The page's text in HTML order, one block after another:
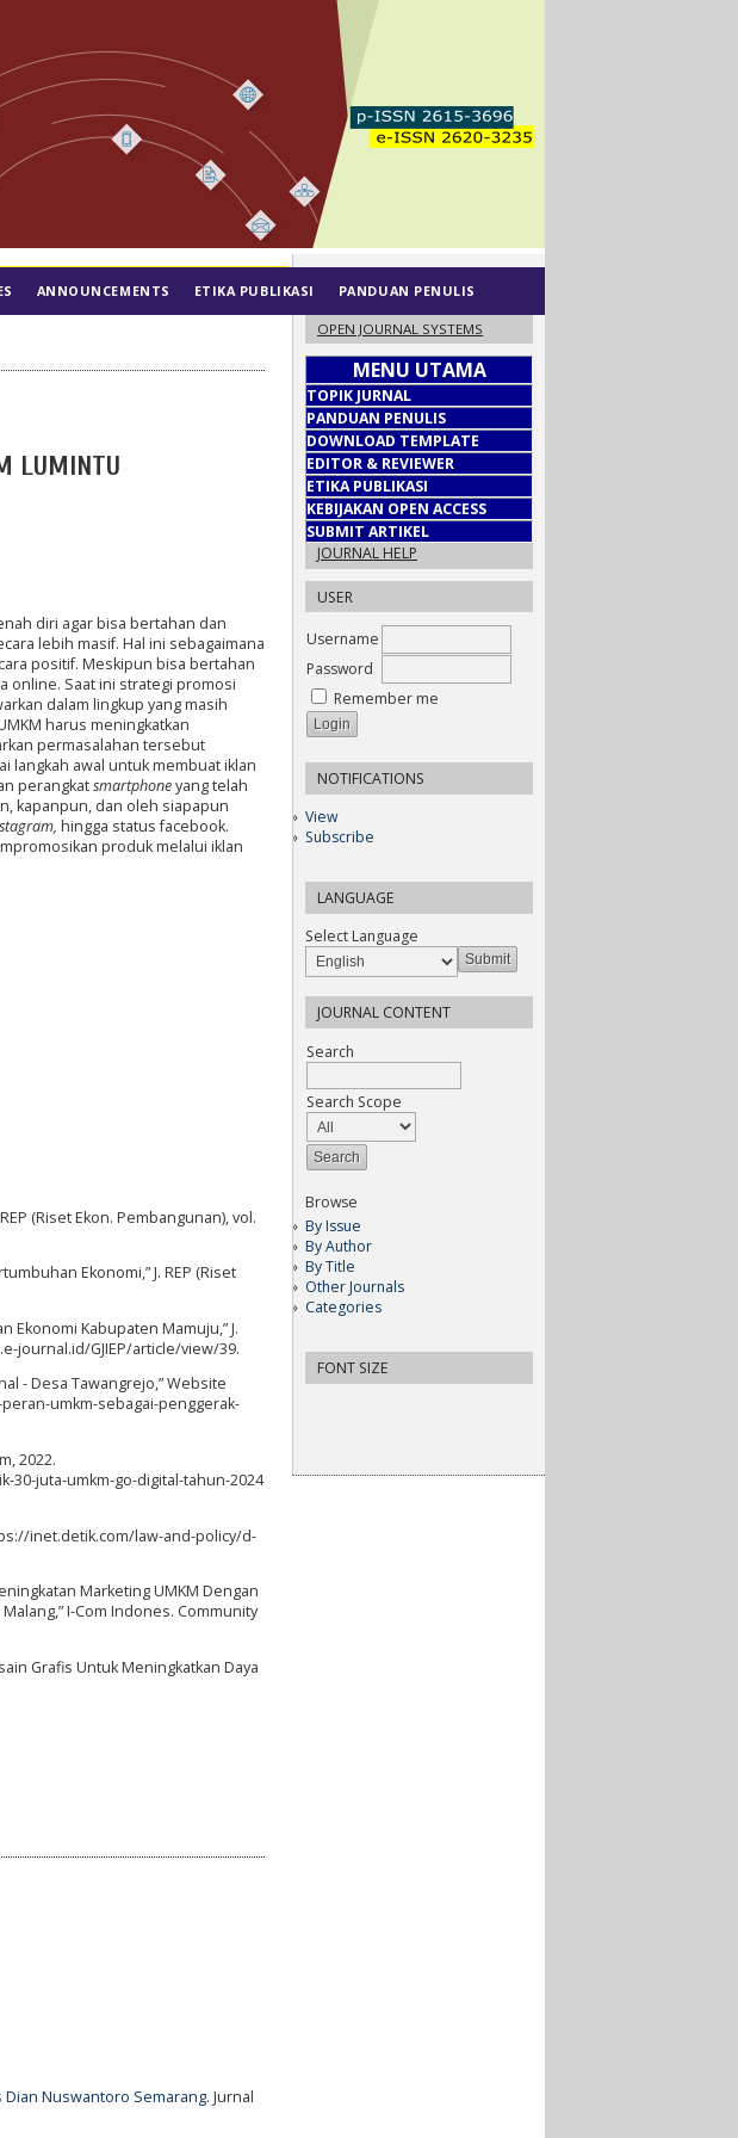
OPEN JOURNAL SYSTEMS
MENU UTAMA
TOPIK JURNAL
PANDUAN PENULIS
DOWNLOAD TEMPLATE
EDITOR & REVIEWER
ETIKA PUBLIKASI
KEBIJAKAN OPEN ACCESS
SUBMIT ARTIKEL
JOURNAL HELP
USER
Username
Password
Remember me
NOTIFICATIONS
View
Subscribe
LANGUAGE
Select Language
JOURNAL CONTENT
Search
Search Scope
Browse
By Issue
By Author
By Title
Other Journals
Categories
FONT SIZE
ANNOUNCEMENTS ETIKA PUBLIKASI PANDUAN PENULIS
LUMINTU
diri agar bisa bertahan dan
lebih masif. Hal ini sebagaimana
positif. Meskipun bisa bertahan
online. Saat ini strategi promosi
dalam lingkup yang masih
harus meningkatkan
permasalahan tersebut
langkah awal untuk membuat iklan
perangkatsmartphoneyang telah
kapanpun, dan oleh siapapun
hingga status facebook.
produk melalui iklan
(Riset Ekon. Pembangunan), vol.
Ekonomi,” J. REP (Riset
Ekonomi Kabupaten Mamuju,” J.
journal.id/GJIEP/article/view/39.
- Desa Tawangrejo,” Website
umkm-sebagai-penggerak-
2022.
juta-umkm-go-digital-tahun-2024
inet.detik.com/law-and-policy/d-
Marketing UMKM Dengan
I-Com Indones. Community
Grafis Untuk Meningkatkan Daya
Dian Nuswantoro Semarang. Jurnal